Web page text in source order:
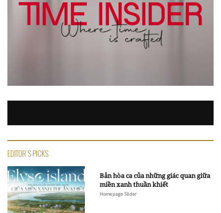
EDITOR'S PICKS
Bản hòa ca của những giác quan giữa
miền xanh thuần khiết
Homepage Slider